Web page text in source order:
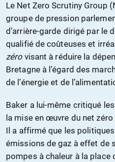
Le Net Zero Scrutiny Group
groupe de pression
d’arrière-garde dirigé par le
qualifié de coûteuses et
zérovisant à réduire la
Bretagne à l’égard des
de l’énergie et de
Baker a lui-même critiqué
la mise en œuvre du net
Il a affirmé que les
émissions de gaz à effet de
pompes à chaleur à la place